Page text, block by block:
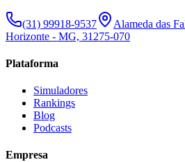
(31) 99918-9537
Alameda das
Horizonte - MG, 31275-070
Plataforma
Simuladores
Rankings
Blog
Podcasts
Empresa